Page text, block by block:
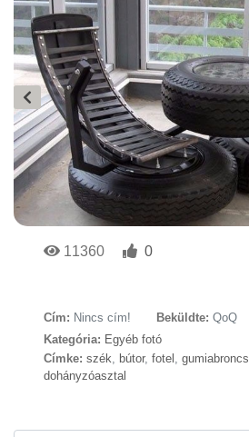
11360
0
Cím: Nincs cím! Beküldte: QoQ
Kategória: Egyéb fotó
Címke: szék, bútor, fotel , gumiabroncs
dohányzóasztal